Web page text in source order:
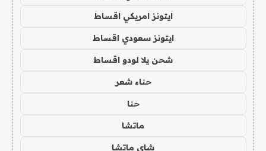
ايتونز امريكي اقساط
ايتونز سعودي اقساط
شحن يلا لودو اقساط
حناء شعر
حنا
ماتشا
شاي ماتشا